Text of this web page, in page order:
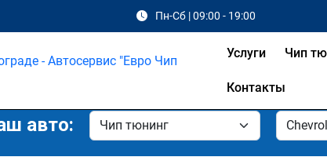
Пн-Сб | 09:00 - 19:00
Услуги Чип
Контакты
авто: